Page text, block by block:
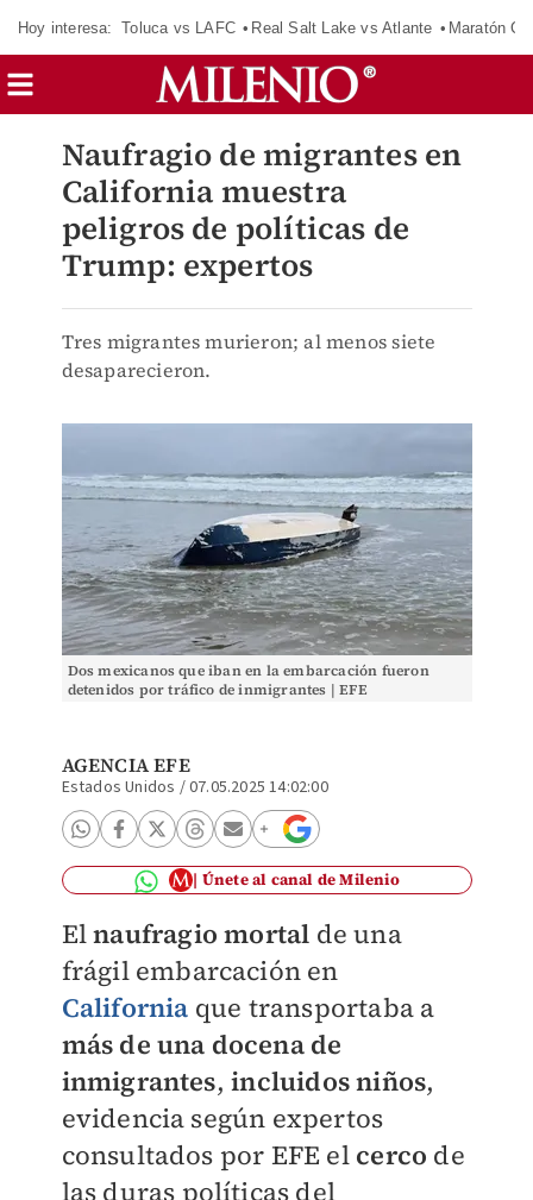
Hoy interesa: Toluca vs LAFC Real Salt Lake vs Atlante Maratón
Naufragio de migrantes en
California muestra
peligros de políticas de
Trump: expertos
Tres migrantes murieron; al menos siete
desaparecieron.
Dos mexicanos que iban en la embarcación fueron
detenidos por tráfico de inmigrantes | EFE
AGENCIA EFE
Estados Unidos /07.05.2025 14:02:00
Únete al canal de Milenio
Elnaufragio mortal de una
frágil embarcación en
California que transportaba a
más de una docena de
inmigrantes,incluidos niños,
evidencia según expertos
consultados por EFE el cerco de
las duras políticas del